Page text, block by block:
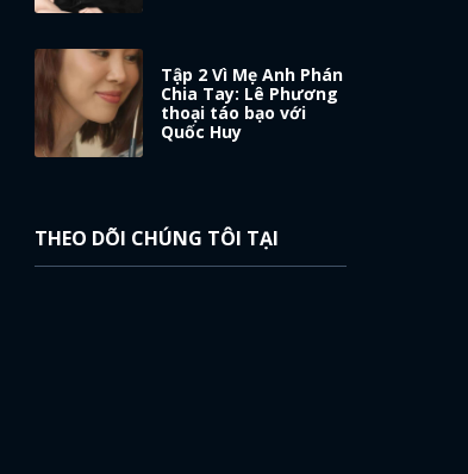
Tập 2 Vì Mẹ Anh Phán
Chia Tay: Lê Phương
thoại táo bạo với
Quốc Huy
THEO DÕI CHÚNG TÔI TẠI